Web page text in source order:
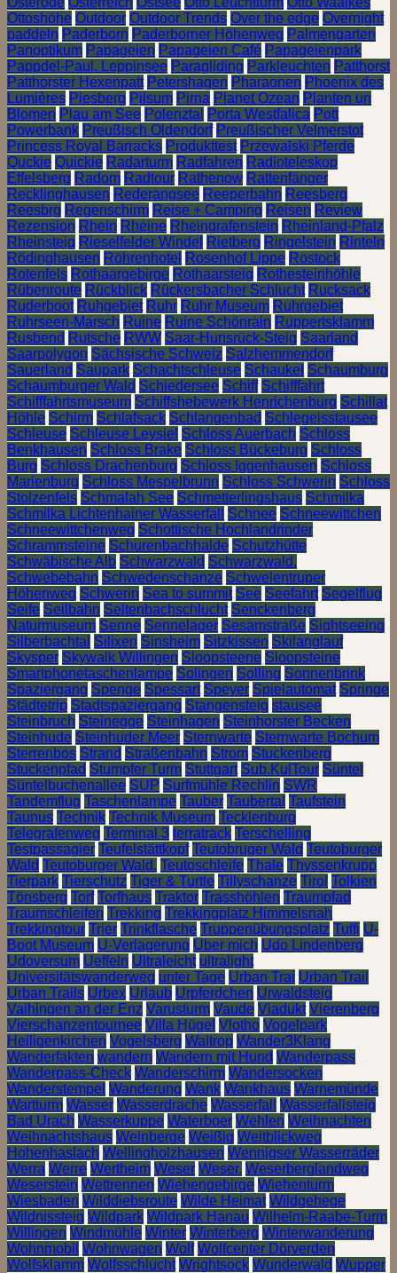
Ottoshöhe Outdoor Outdoor Trends Over the edge Overnight
paddeln Paderborn Paderborner Höhenweg Palmengarten
Panoptikum Papageien Papageien Café Papageienpark
Pappdel-Paul. Leppinsee Paragliding Parkleuchten Patthorst
Patthorster Hexenpatt Petershagen Pharaonen Phoenix des
Lumières Piesberg Pilsum Pirna Planet Ozean Planten un
Blomen Plau am See Polenztal Porta Westfalica Pott
Powerbank Preußisch Oldendorf Preußischer Velmerstot
Princess Royal Barracks Produkttest Przewalski Pferde
Quckie Quickie Radarturm Radfahren Radioteleskop
Effelsberg Radom Radtour Rathenow Rattenfänger
Recklinghausen Rederangsee Reeperbahn Reesberg
Reesbrg Regenschirm Reise + Camping Reisen Review
Rezension Rhein Rheine Rheingrafenstein Rheinland-Pfalz
Rheinsteig Rieselfelder Windel Rietberg Ringelstein Rinteln
Rödinghausen Röhrenhotel Rosenhof Lippe Rostock
Rotenfels Rothaargebirge Rothaarsteig Rothesteinhöhle
Rübenroute Rückblick Rückersbacher Schlucht Rucksack
Ruderboot Ruhgebiet Ruhr Ruhr Museum Ruhrgebiet
Ruhrseen-Marsch Ruine Ruine Schönrain Ruppertsklamm
Rusbend Rutsche RWW Saar-Hunsrück-Steig Saarland
Saarpolygon Sächsische Schweiz Salzhemmendorf
Sauerland Saupark Schachtschleuse Schaukel Schaumburg
Schaumburger Wald Schiedersee Schiff Schifffahrt
Schifffahrtsmuseum Schiffshebewerk Henrichenburg Schillat
Höhle Schirm Schlafsack Schlangenbad Schlegeisstausee
Schleuse Schleuse Leysiel Schloss Auerbach Schloss
Benkhausen Schloss Brake Schloss Bückeburg Schloss
Burg Schloss Drachenburg Schloss Iggenhausen Schloss
Marienburg Schloss Mespelbrunn Schloss Schwerin Schloss
Stolzenfels Schmalah See Schmetterlingshaus Schmilka
Schmilka Lichtenhainer Wasserfall
Schnee Schneewittchen
Schneewittchenweg Schottische Hochlandrinder
Schrammsteine Schurenbachhalde Schutzhütte
Schwäbische Alb Schwarzwald Schwarzwald.
Schwebebahn Schwedenschanze Schwelentruper
Höhenweg Schwerin Sea to summit See Seefahrt Segelflug
Seife Seilbahn Seltenbachschlucht Senckenberg
Naturmuseum Senne Sennelager Sesamstraße Sightseeing
Silberbachtal Silixen Sinsheim Sitzkissen Skilanglauf
Skysper Skywalk Willingen Sloopsteene Sloopsteine
Smartphonetaschenlampe Solingen Solling Sonnenbrink
Spaziergang Spenge Spessart Speyer Spielautomat Springe
Städtetrip Stadtspaziergang Stangensteig stausee
Steinbruch Steinegge Steinhagen Steinhorster Becken
Steinhude Steinhuder Meer Sternwarte Sternwarte Bochum
Sterrenbos Strand Straßenbahn Strom Stuckenberg
Stuckenpfad Stumpfer Turm Stuttgart Sub.KulTour Süntel
Süntelbuchenallee SUP Surfmühle Rechlin SWR
Tandemflug Taschenlampe Tauber Taubertal Taufstein
Taunus Technik Technik Museum Tecklenburg
Telegrafenweg Terminal 3 terratrack Terschelling
Testpassagier Teufelstättkopf Teutobruger Wald Teutoburger
Wald Teutoburger Wald. Teutoschleife Thale Thyssenkrupp
Tierpark Tierschutz Tiger & Turtle Tillyschanze Tirol Tolkien
Tönsberg Torf Torfhaus Traktor Trasshöhlen Traumpfad
Traumschleifen Trekking Trekkingplatz Himmelsnah
Trekkingtour Trier Trinkflasche Truppenübungsplatz Tuffi U-
Boot Museum U-Verlagerung Über mich Udo Lindenberg
Udoversum Ueffeln Ultraleicht ultralight
Universitätswanderweg unter Tage Urban Trai Urban Trail
Urban Trails Urbex Urlaub Urpferdchen Urwaldsteig
Vaihingen an der Enz Varusturm Vaude Viadukt Vierenberg
Vierschanzentournee Villa Hügel Vlotho Vogelpark
Heiligenkirchen Vogelsberg Waltrop Wander3Klang
Wanderfakten wandern Wandern mit Hund Wanderpass
Wanderpass-Check Wanderschirm Wandersocken
Wanderstempel Wanderung Wank Wankhaus Warnemünde
Wartturm Wasser Wasserdrache Wasserfall
Wasserfallsteig
Bad Urach Wasserkuppe Waterboer Wehlen Weihnachten
Weihnachtshaus Weinberge Weißig Weitblickweg
Hohenhaslach Wellingholzhausen Wennigser Wasserräder
Werra Werre Wertheim Weser Weser. Weserberglandweg
Weserstein Wettrennen Wiehengebirge Wiehenturm
Wiesbaden Wilddiebsroute Wilde Heimat Wildgehege
Wildnissteig Wildpark Wildpark Hanau Wilhelm-Raabe-Turm
Willingen Windmühle Winter Winterberg Winterwanderung
Wohnmobil Wohnwagen Wolf Wolfcenter Dörverden
Wolfsklamm Wolfsschlucht Wrightsock Wunderwald Wupper